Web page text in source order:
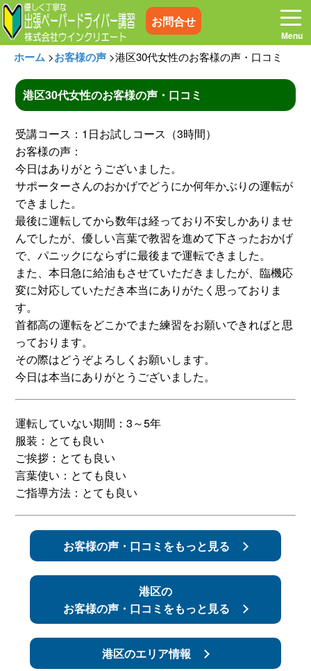
お問合せ
ホーム お電話はこちら
プログラム
お客様の声
よくある質問 空き状況
出張地域 メディア紹介
スタッフ紹介
簡易補助ブレーキと
キャンペーン
新着情報
ホーム >お客様の声 >港区30代女性のお客様の声・口コミ
港区30代女性のお客様の声・口コミ
受講コース：1日お試しコース（3時間）
お客様の声：
今日はありがとうございました。
サポーターさんのおかげでどうにか何年かぶりの運転が
できました。
最後に運転してから数年は経っており不安しかありませ
んでしたが、優しい言葉で教習を進めて下さったおかげ
で、パニックにならずに最後まで運転できました。
また、本日急に給油もさせていただきましたが、臨機応
変に対応していただき本当にありがたく思っておりま
す。
首都高の運転をどこかでまた練習をお願いできればと思
っております。
その際はどうぞよろしくお願いします。
今日は本当にありがとうございました。
運転していない期間：3～5年
服装：とても良い
ご挨拶：とても良い
言葉使い：とても良い
ご指導方法：とても良い
お客様の声・口コミをもっと見る
港区の
お客様の声・口コミをもっと見る
港区のエリア情報